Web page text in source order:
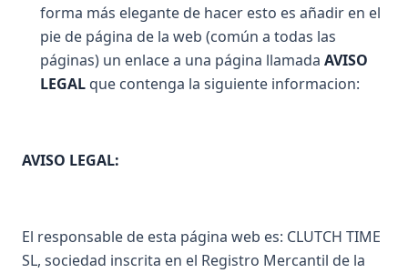
forma más elegante de hacer esto es añadir en el
pie de página de la web (común a todas las
páginas) un enlace a una página llamada AVISO
LEGAL que contenga la siguiente informacion:
AVISO LEGAL:
El responsable de esta página web es: CLUTCH TIME
SL, sociedad inscrita en el Registro Mercantil de la